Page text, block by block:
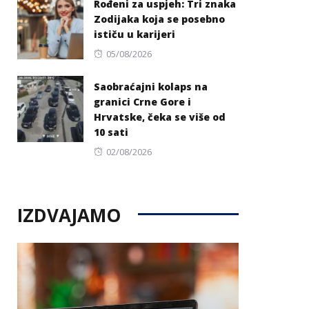
Rođeni za uspjeh: Tri znaka
Zodijaka koja se posebno
ističu u karijeri
Posted
05/08/2026
Saobraćajni kolaps na
granici Crne Gore i
Hrvatske, čeka se više od
10 sati
Posted
02/08/2026
IZDVAJAMO